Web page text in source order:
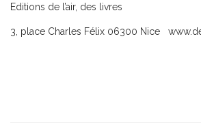
Editions de l’air, des livres
3, place Charles Félix 06300 Nice